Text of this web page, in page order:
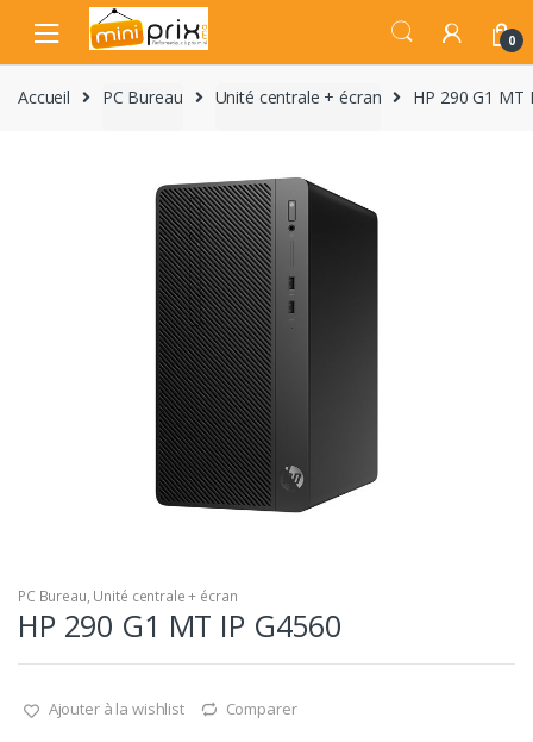
navigation
content
0
Accueil PC Bureau Unité centrale + écran HP 290 G1 MT
PC Bureau, Unité centrale + écran
HP 290 G1 MT IP G4560
Ajouter à la wishlist Comparer